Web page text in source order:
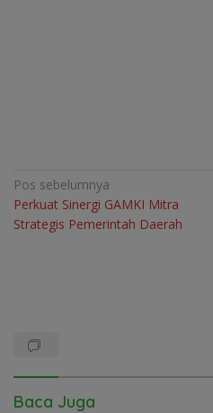
Navigasi
pos
Pos sebelumnya
Perkuat Sinergi GAMKI Mitra
Strategis Pemerintah Daerah
Baca Juga